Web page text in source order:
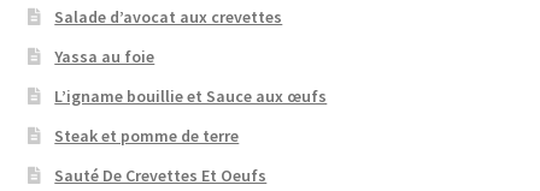
Salade d’avocat aux crevettes
Yassa au foie
L’igname bouillie et Sauce aux œufs
Steak et pomme de terre
Sauté De Crevettes Et Oeufs